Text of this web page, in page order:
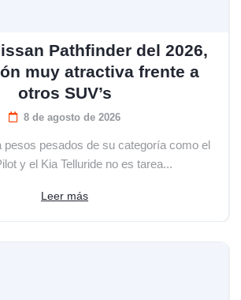
Pathfinder del 2026,
muy atractiva frente a
otros SUV’s
8 de agosto de 2026
pesos pesados de su categoría como el
y el Kia Telluride no es tarea...
Leer más